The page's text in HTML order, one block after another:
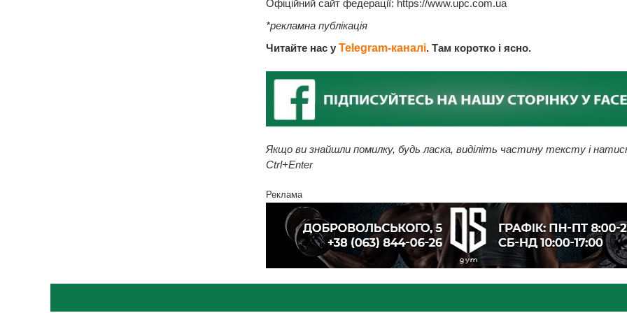
Офіційний сайт федерації: https://www.upc.com.ua
*рекламна публікація
Читайте нас у Telegram-каналі. Там коротко і ясно.
Якщо ви знайшли помилку, будь ласка, виділіть частину тексту і
Ctrl+Enter
Реклама